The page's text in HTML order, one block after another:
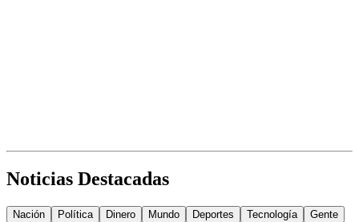
Noticias Destacadas
Nación Política Dinero Mundo Deportes Tecnología Gente